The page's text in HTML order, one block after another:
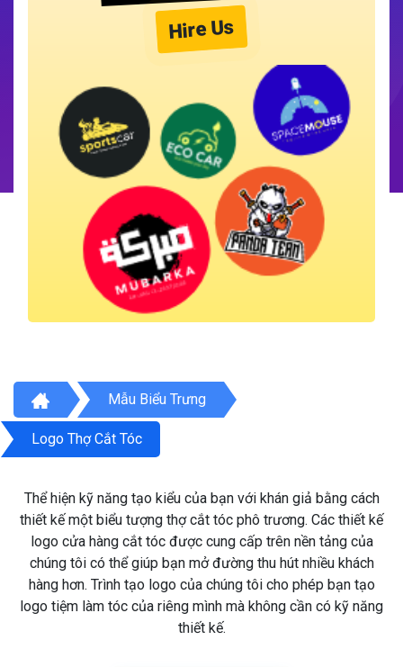
Hire Us
Mẫu Biểu Trưng
Logo Thợ Cắt Tóc
Thể hiện kỹ năng tạo kiểu của bạn với khán giả bằng cách
thiết kế một biểu tượng thợ cắt tóc phô trương. Các thiết kế
logo cửa hàng cắt tóc được cung cấp trên nền tảng của
chúng tôi có thể giúp bạn mở đường thu hút nhiều khách
hàng hơn. Trình tạo logo của chúng tôi cho phép bạn tạo
logo tiệm làm tóc của riêng mình mà không cần có kỹ năng
thiết kế.